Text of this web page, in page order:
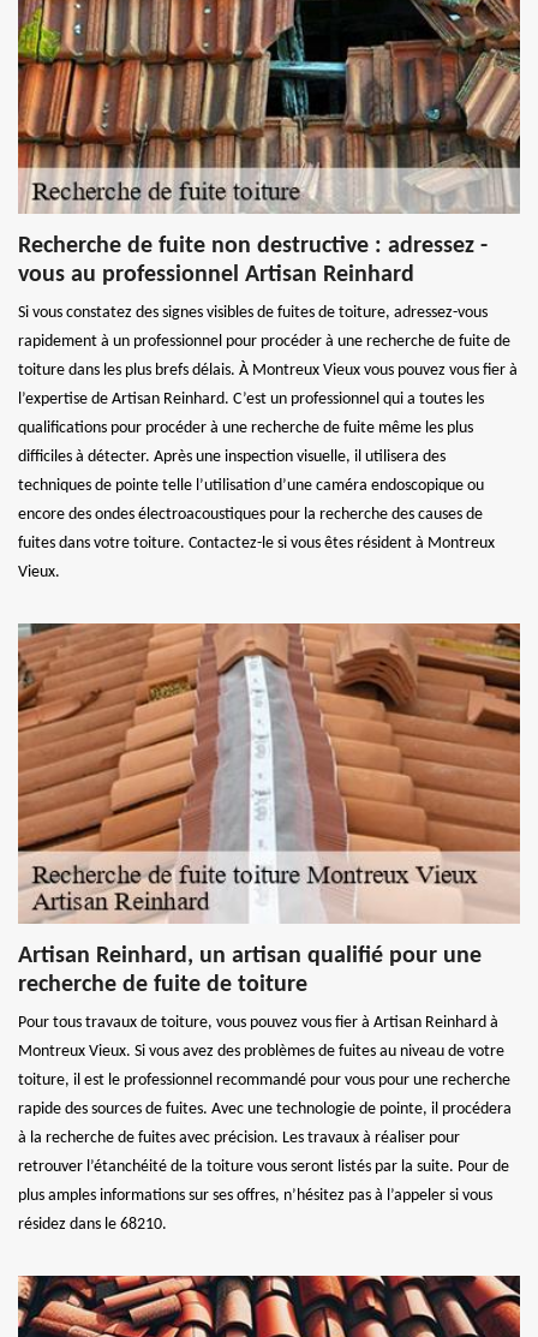
Recherche de fuite non destructive : adressez -
vous au professionnel Artisan Reinhard
Si vous constatez des signes visibles de fuites de toiture, adressez-vous
rapidement à un professionnel pour procéder à une recherche de fuite de
toiture dans les plus brefs délais. À Montreux Vieux vous pouvez vous fier à
l’expertise de Artisan Reinhard. C’est un professionnel qui a toutes les
qualifications pour procéder à une recherche de fuite même les plus
difficiles à détecter. Après une inspection visuelle, il utilisera des
techniques de pointe telle l’utilisation d’une caméra endoscopique ou
encore des ondes électroacoustiques pour la recherche des causes de
fuites dans votre toiture. Contactez-le si vous êtes résident à Montreux
Vieux.
Artisan Reinhard, un artisan qualifié pour une
recherche de fuite de toiture
Pour tous travaux de toiture, vous pouvez vous fier à Artisan Reinhard à
Montreux Vieux. Si vous avez des problèmes de fuites au niveau de votre
toiture, il est le professionnel recommandé pour vous pour une recherche
rapide des sources de fuites. Avec une technologie de pointe, il procédera
à la recherche de fuites avec précision. Les travaux à réaliser pour
retrouver l’étanchéité de la toiture vous seront listés par la suite. Pour de
plus amples informations sur ses offres, n’hésitez pas à l’appeler si vous
résidez dans le 68210.